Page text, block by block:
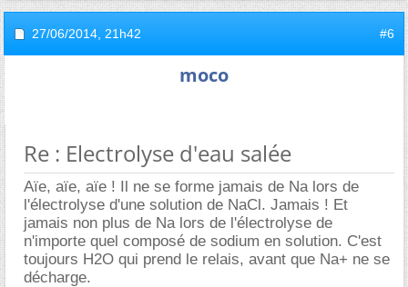
27/06/2014, 21h42 #6
moco
Re : Electrolyse d'eau salée
Aïe, aïe, aïe ! Il ne se forme jamais de Na lors de
l'électrolyse d'une solution de NaCl. Jamais ! Et
jamais non plus de Na lors de l'électrolyse de
n'importe quel composé de sodium en solution. C'est
toujours H2O qui prend le relais, avant que Na+ ne se
décharge.